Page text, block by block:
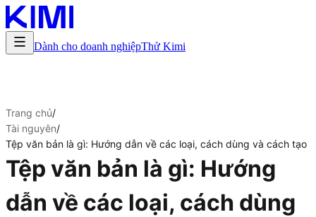
Dành cho doanh nghiệpThử Kimi
Trang chủ/
Tài nguyên/
Tệp văn bản là gì: Hướng dẫn về các loại, cách dùng và cách tạo
Tệp văn bản là gì: Hướng
dẫn về các loại, cách dùng